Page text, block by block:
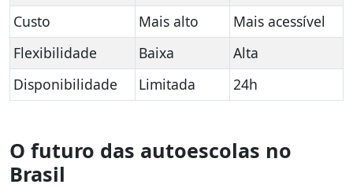
Custo
Mais alto
Mais acessível
Flexibilidade
Baixa
Alta
Disponibilidade
Limitada 24h
O futuro das autoescolas no
Brasil